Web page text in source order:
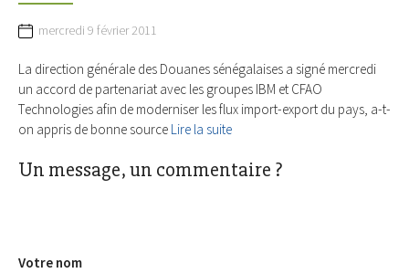
mercredi 9 février 2011
La direction générale des Douanes sénégalaises a signé mercredi
un accord de partenariat avec les groupes IBM et CFAO
Technologies afin de moderniser les flux import-export du pays, a-t-
on appris de bonne source Lire la suite
Un message, un commentaire ?
Votre nom